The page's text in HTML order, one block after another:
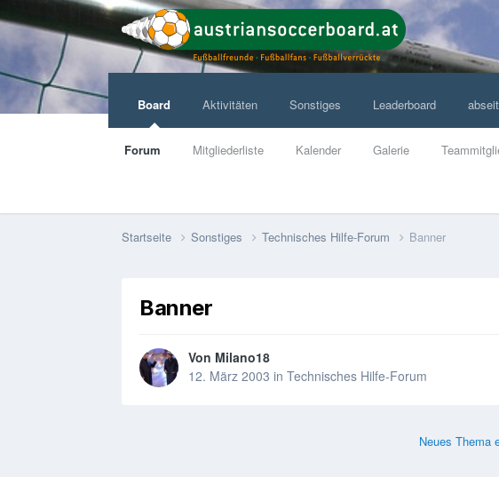
Board
Forum Mitgliederliste Kalender Galerie
Aktivitäten Sonstiges Leaderboard
Startseite Sonstiges Technisches Hilfe-Forum Banner
Banner
Von Milano18
12. März 2003 in Technisches Hilfe-Forum
Neues Thema